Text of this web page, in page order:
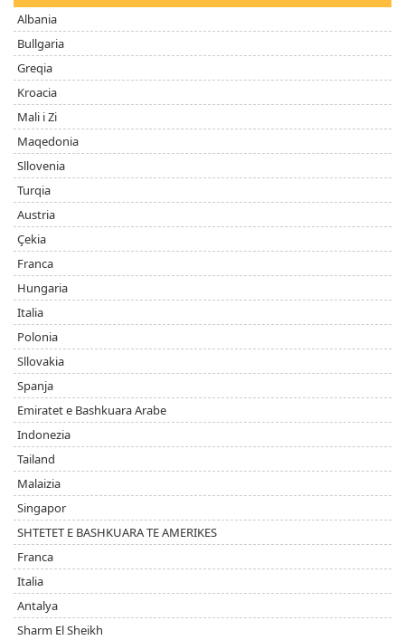
Albania
Bullgaria
Greqia
Kroacia
Mali i Zi
Maqedonia
Sllovenia
Turqia
Austria
Çekia
Franca
Hungaria
Italia
Polonia
Sllovakia
Spanja
Emiratet e Bashkuara Arabe
Indonezia
Tailand
Malaizia
Singapor
SHTETET E BASHKUARA TE AMERIKES
Franca
Italia
Antalya
Sharm El Sheikh